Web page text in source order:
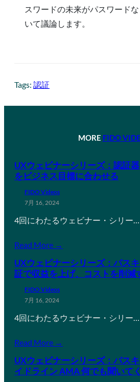
スワードの未来がパスワード
いて議論します。
Tags: 認証
MORE FIDO
UXウェビナーシリーズ：認証
をビジネス目標に合わせる
FIDO Videos
7月 16, 2024
4回にわたるウェビナー・シリー…
Read More →
UXウェビナーシリーズ：パス
証で収益を上げ、コストを削減
FIDO Videos
7月 16, 2024
4回にわたるウェビナー・シリー…
Read More →
UXウェビナーシリーズ：パス
イドライン AMA 何でも聞いて